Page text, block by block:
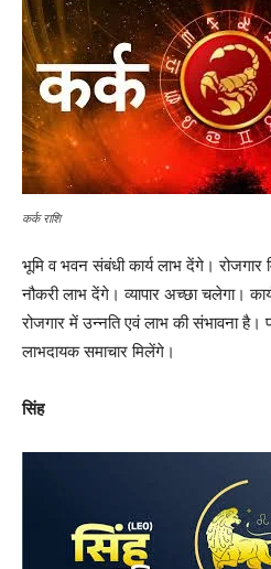
कर्क राशि
भूमि व भवन संबंधी कार्य लाभ देंगे।
नौकरी लाभ देंगे। व्यापार अच्छा चलेगा।
रोजगार में उन्नति एवं लाभ की संभावना है।
लाभदायक समाचार मिलेंगे।
सिंह